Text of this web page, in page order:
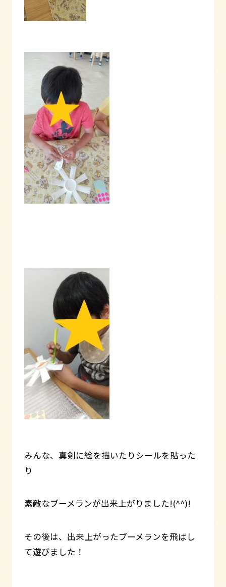
みんな、真剣に絵を描いたりシールを貼った
り
素敵なブーメランが出来上がりました!(^^)!
その後は、出来上がったブーメランを飛ばし
て遊びました！